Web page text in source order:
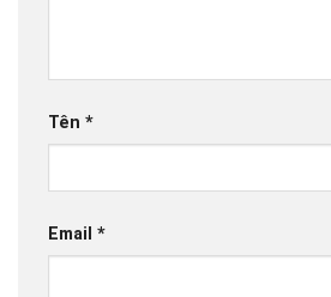
Tên *
Email *